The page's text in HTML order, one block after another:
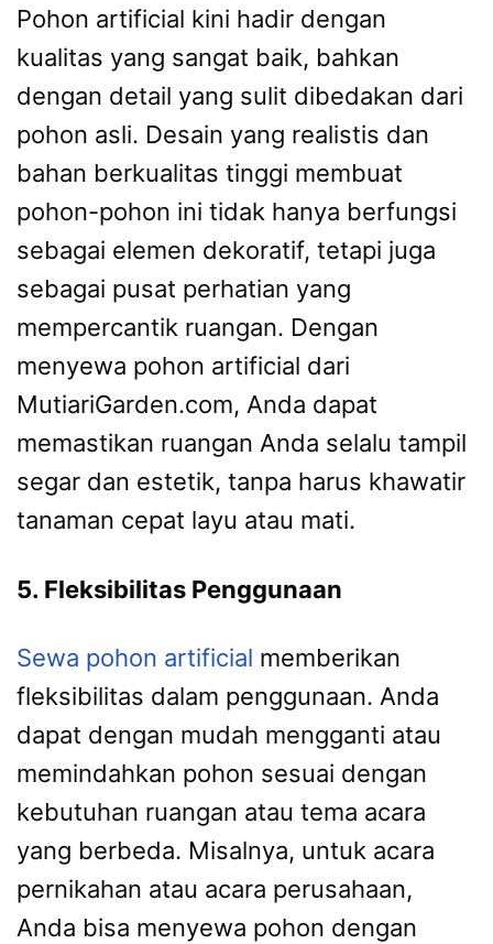
Pohon artificial kini hadir dengan
kualitas yang sangat baik, bahkan
dengan detail yang sulit dibedakan dari
pohon asli. Desain yang realistis dan
bahan berkualitas tinggi membuat
pohon-pohon ini tidak hanya berfungsi
sebagai elemen dekoratif, tetapi juga
sebagai pusat perhatian yang
mempercantik ruangan. Dengan
menyewa pohon artificial dari
MutiariGarden.com, Anda dapat
memastikan ruangan Anda selalu tampil
segar dan estetik, tanpa harus khawatir
tanaman cepat layu atau mati.
5. Fleksibilitas Penggunaan
Sewa pohon artificial memberikan
fleksibilitas dalam penggunaan. Anda
dapat dengan mudah mengganti atau
memindahkan pohon sesuai dengan
kebutuhan ruangan atau tema acara
yang berbeda. Misalnya, untuk acara
pernikahan atau acara perusahaan,
Anda bisa menyewa pohon dengan